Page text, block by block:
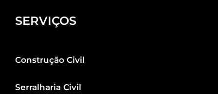
SERVIÇOS
Construção Civil
Serralharia Civil